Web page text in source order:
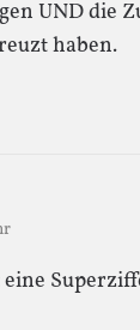
UND die
haben.